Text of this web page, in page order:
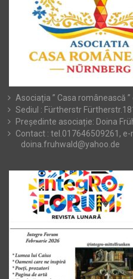
Asociația ” Casa românească ”
Sediul : Fürtherstr
Președinte asociație: Doina
Contact : tel.017646509261,
doina.fruhwald@yahoo.de